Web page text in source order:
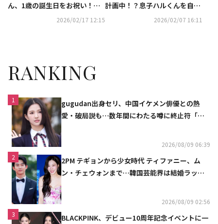
ん、1歳の誕生日をお祝い！可
愛らしい韓服姿が話題に
2026/02/17 12:15
計画中！？息子ハルくんを自慢
2026/02/07 16:11
RANKING
1
gugudan出身セリ、中国イケメン俳優との熱
愛・破局説も…数年間にわたる噂に終止符「邪
2026/08/09 06:39
2
2PM テギョンから少女時代 ティファニー、ム
ン・チェウォンまで…韓国芸能界は結婚ラッシ
2026/08/09 02:56
3
BLACKPINK、デビュー10周年記念イベントに一